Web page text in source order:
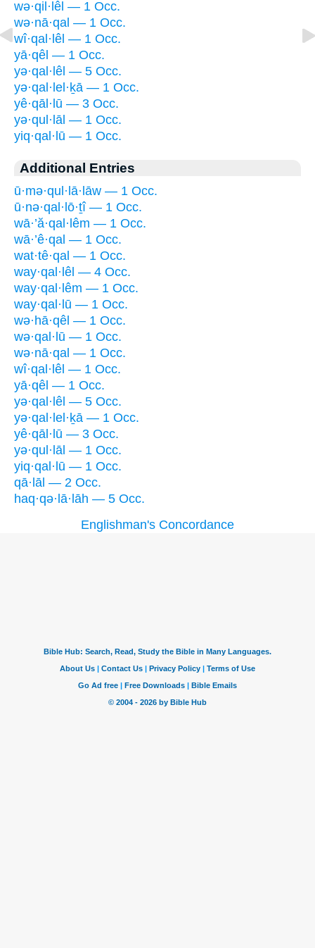
wə·qil·lêl — 1 Occ.
wə·nā·qal — 1 Occ.
wî·qal·lêl — 1 Occ.
yā·qêl — 1 Occ.
yə·qal·lêl — 5 Occ.
yə·qal·lel·ḵā — 1 Occ.
yê·qāl·lū — 3 Occ.
yə·qul·lāl — 1 Occ.
yiq·qal·lū — 1 Occ.
Additional Entries
ū·mə·qul·lā·lāw — 1 Occ.
ū·nə·qal·lō·ṯî — 1 Occ.
wā·’ă·qal·lêm — 1 Occ.
wā·’ê·qal — 1 Occ.
wat·tê·qal — 1 Occ.
way·qal·lêl — 4 Occ.
way·qal·lêm — 1 Occ.
way·qal·lū — 1 Occ.
wə·hā·qêl — 1 Occ.
wə·qal·lū — 1 Occ.
wə·nā·qal — 1 Occ.
wî·qal·lêl — 1 Occ.
yā·qêl — 1 Occ.
yə·qal·lêl — 5 Occ.
yə·qal·lel·ḵā — 1 Occ.
yê·qāl·lū — 3 Occ.
yə·qul·lāl — 1 Occ.
yiq·qal·lū — 1 Occ.
qā·lāl — 2 Occ.
haq·qə·lā·lāh — 5 Occ.
Englishman's Concordance